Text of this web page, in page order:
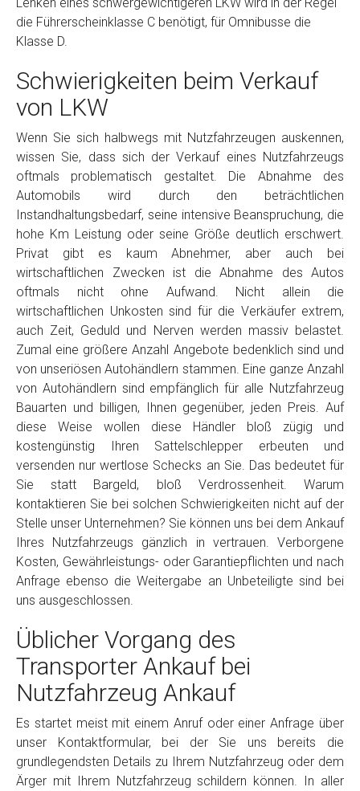
die Führerscheinklasse C benötigt, für Omnibusse die
Klasse D.
Schwierigkeiten beim Verkauf
von LKW
Wenn Sie sich halbwegs mit Nutzfahrzeugen auskennen,
wissen Sie, dass sich der Verkauf eines Nutzfahrzeugs
oftmals problematisch gestaltet. Die Abnahme des
Automobils wird durch den beträchtlichen
Instandhaltungsbedarf, seine intensive Beanspruchung, die
hohe Km Leistung oder seine Größe deutlich erschwert.
Privat gibt es kaum Abnehmer, aber auch bei
wirtschaftlichen Zwecken ist die Abnahme des Autos
oftmals nicht ohne Aufwand. Nicht allein die
wirtschaftlichen Unkosten sind für die Verkäufer extrem,
auch Zeit, Geduld und Nerven werden massiv belastet.
Zumal eine größere Anzahl Angebote bedenklich sind und
von unseriösen Autohändlern stammen. Eine ganze Anzahl
von Autohändlern sind empfänglich für alle Nutzfahrzeug
Bauarten und billigen, Ihnen gegenüber, jeden Preis. Auf
diese Weise wollen diese Händler bloß zügig und
kostengünstig Ihren Sattelschlepper erbeuten und
versenden nur wertlose Schecks an Sie. Das bedeutet für
Sie statt Bargeld, bloß Verdrossenheit. Warum
kontaktieren Sie bei solchen Schwierigkeiten nicht auf der
Stelle unser Unternehmen? Sie können uns bei dem Ankauf
Ihres Nutzfahrzeugs gänzlich in vertrauen. Verborgene
Kosten, Gewährleistungs- oder Garantiepflichten und nach
Anfrage ebenso die Weitergabe an Unbeteiligte sind bei
uns ausgeschlossen.
Üblicher Vorgang des
Transporter Ankauf bei
Nutzfahrzeug Ankauf
Es startet meist mit einem Anruf oder einer Anfrage über
unser Kontaktformular, bei der Sie uns bereits die
grundlegendsten Details zu Ihrem Nutzfahrzeug oder dem
Ärger mit Ihrem Nutzfahrzeug schildern können. In aller